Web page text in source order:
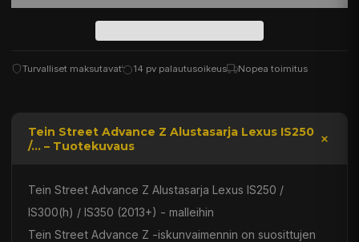
Turvalliset maksutavat 14 pv palautusoikeus Nopea toimitus
Tein Street Advance Z Alustasarja Lexus IS250
/... – Tuotekuvaus
Tein Street Advance Z Alustasarja Lexus IS250 /
IS300(h) / IS350 (2013+) - malleihin
Tein Street Advance Z -iskunvaimennin on suosittujen